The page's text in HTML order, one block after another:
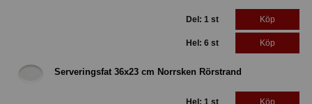
Del: 1 st Köp
Hel: 6 st Köp
Serveringsfat 36x23 cm Norrsken Rörstrand
Hel: 1 st Köp